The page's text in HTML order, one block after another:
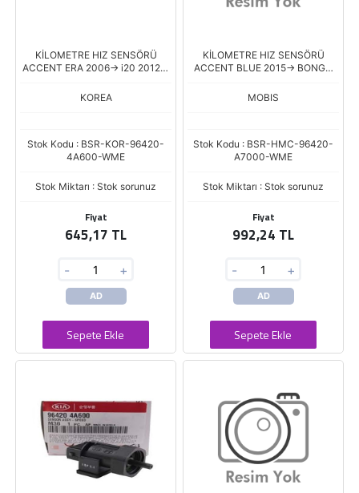
KİLOMETRE HIZ SENSÖRÜ
ACCENT ERA 2006-> i20 2012->
2011-> H100 KMYT 2004->
KOREA
Stok Kodu : BSR-KOR-96420-
4A600-WME
Stok Miktarı : Stok sorunuz
Fiyat
645,17 TL
- +
AD
Sepete Ekle
KİLOMETRE HIZ SENSÖRÜ
ACCENT BLUE 2015-> BONGO
MOBIS
Stok Kodu : BSR-HMC-96420-
A7000-WME
Stok Miktarı : Stok sorunuz
Fiyat
992,24 TL
- +
AD
Sepete Ekle